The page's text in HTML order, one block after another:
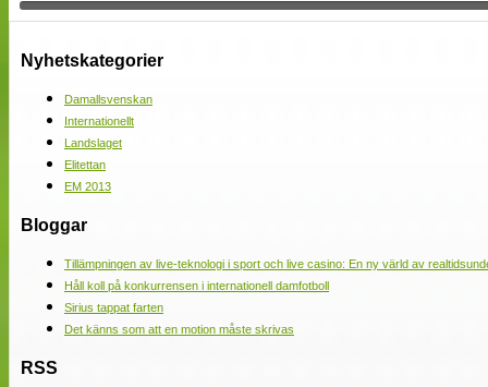
Nyhetskategorier
Damallsvenskan
Internationellt
Landslaget
Elitettan
EM 2013
Bloggar
Tillämpningen av live-teknologi i sport och live casino: En ny värld av
Håll koll på konkurrensen i internationell damfotboll
Sirius tappat farten
Det känns som att en motion måste skrivas
RSS